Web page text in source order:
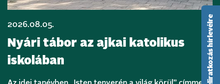
2026.08.05.
Nyári tábor az ajkai katolikus
iskolában
feliratkozás hírlevélre